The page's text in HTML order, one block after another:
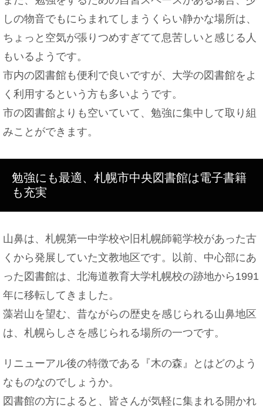
しの物音でもにらまれてしまうくらい静かな場所は、
ちょっと空気が張りつめすぎてて息苦しいと感じる人
もいるようです。
市内の図書館も便利で良いですが、大学の図書館をよ
く利用するという方も多いようです。
市の図書館よりも空いていて、勉強に集中して取り組
みことができます。
勉強にも最適、札幌市中央図書館は電子書籍
も充実
山鼻は、札幌第一中学校や旧札幌師範学校があった古
くから発展していた文教地区です。以前、中心部にあ
った図書館は、北海道教育大学札幌校の跡地から1991
年に移転してきました。
藻岩山を望む、昔ながらの歴史を感じられる山鼻地区
は、札幌らしさを感じられる場所の一つです。
リニューアル後の特徴である『木の森』とはどのよう
なものなのでしょうか。
図書館の方によると、皆さんが気軽に集まれる開かれ